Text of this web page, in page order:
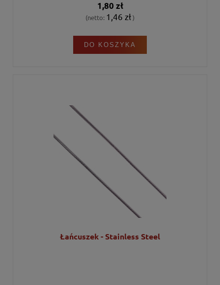
1,80 zł
(netto: 1,46 zł)
DO KOSZYKA
Łańcuszek - Stainless Steel